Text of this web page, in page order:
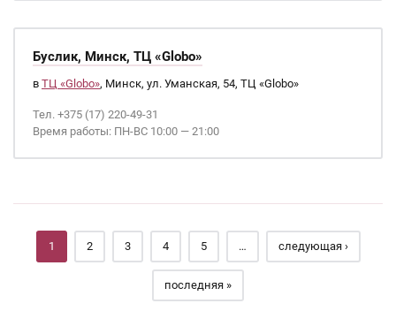
Буслик, Минск, ТЦ «Globo»
в ТЦ «Globo», Минск, ул. Уманская, 54, ТЦ «Globo»
Тел. +375 (17) 220-49-31
Время работы: ПН-ВС 10:00 — 21:00
Страницы
1 2 3 4 5 … следующая ›
последняя »